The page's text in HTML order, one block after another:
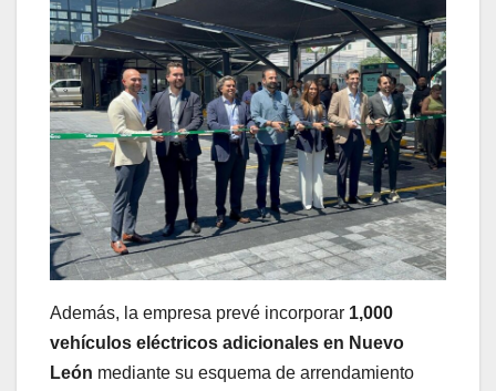
Además, la empresa prevé incorporar 1,000
vehículos eléctricos adicionales en Nuevo
León mediante su esquema de arrendamiento